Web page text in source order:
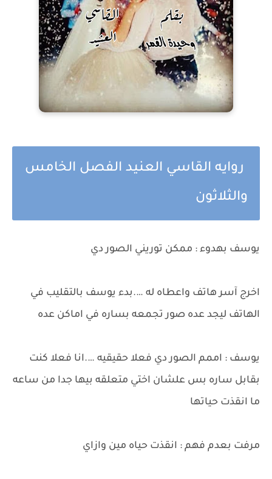
روايه القاسي العنيد الفصل الخامس
والثلاثون
يوسف بهدوء : ممكن توريني الصور دي
اخرج آسر هاتف واعطاه له ….بدء يوسف بالتقليب في
الهاتف ليجد عده صور تجمعه بساره في اماكن عده
يوسف : اممم الصور دي فعلا حقيقيه ….انا فعلا كنت
بقابل ساره بس علشان اختي متعلقه بيها جدا من ساعه
ما انقذت حياتها
مرفت بعدم فهم : انقذت حياه مين وازاي